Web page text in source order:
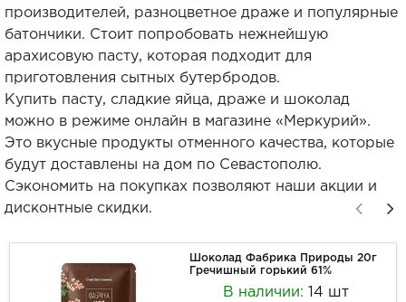
производителей, разноцветное драже и популярные
батончики. Стоит попробовать нежнейшую
арахисовую пасту, которая подходит для
приготовления сытных бутербродов.
Купить пасту, сладкие яйца, драже и шоколад
можно в режиме онлайн в магазине «Меркурий».
Это вкусные продукты отменного качества, которые
будут доставлены на дом по Севастополю.
Сэкономить на покупках позволяют наши акции и
дисконтные скидки.
Шоколад Фабрика Природы 20г
Гречишный горький 61%
В наличии: 14 шт